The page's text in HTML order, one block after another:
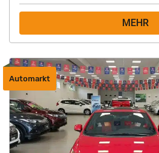
MEHR
Automarkt